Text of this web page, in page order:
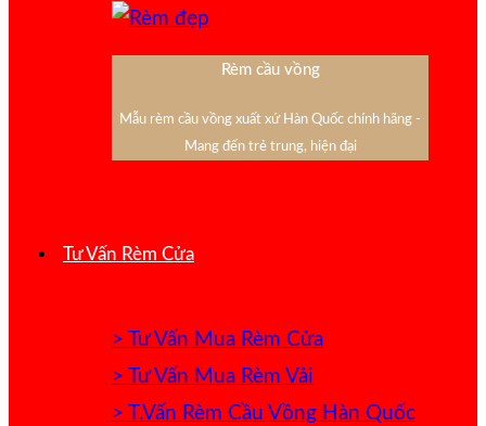
Rèm cầu vồng
Mẫu rèm cầu vồng xuất xứ Hàn Quốc chính hãng -
Mang đến trẻ trung, hiện đại
Tư Vấn Rèm Cửa
> Tư Vấn Mua Rèm Cửa
> Tư Vấn Mua Rèm Vải
> T.Vấn Rèm Cầu Vồng Hàn Quốc